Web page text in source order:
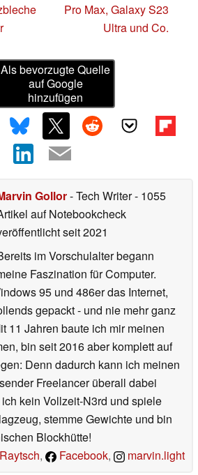
Pro Max, Galaxy S23
Ultra und Co.
Als bevorzugte Quelle
auf Google
hinzufügen
Gollor- Tech Writer- 1055
auf Notebookcheck
seit 2021
im Vorschulalter begann
Faszination für Computer.
95 und 486er das Internet,
gepackt - und nie mehr ganz
11 Jahren baute ich mir meinen
bin seit 2016 aber komplett auf
Denn dadurch kann ich meinen
Freelancer überall dabei
kein Vollzeit-N3rd und spiele
stemme Gewichte und bin
Blockhütte!
, Facebook, marvin.light